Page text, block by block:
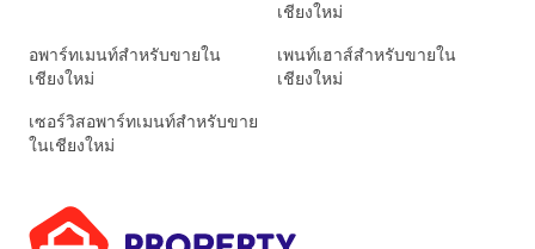
เชียงใหม่
อพาร์ทเมนท์สำหรับขายใน
เชียงใหม่
เพนท์เฮาส์สำหรับขายใน
เชียงใหม่
เซอร์วิสอพาร์ทเมนท์สำหรับขาย
ในเชียงใหม่